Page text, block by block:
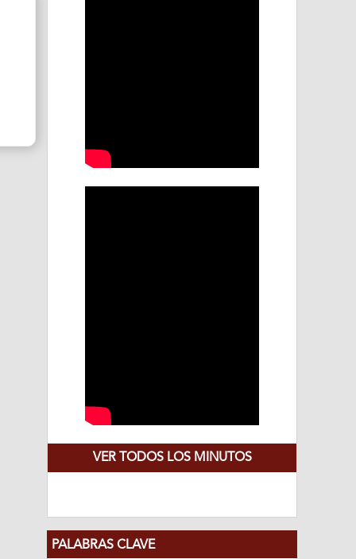
VER TODOS LOS MINUTOS
PALABRAS CLAVE